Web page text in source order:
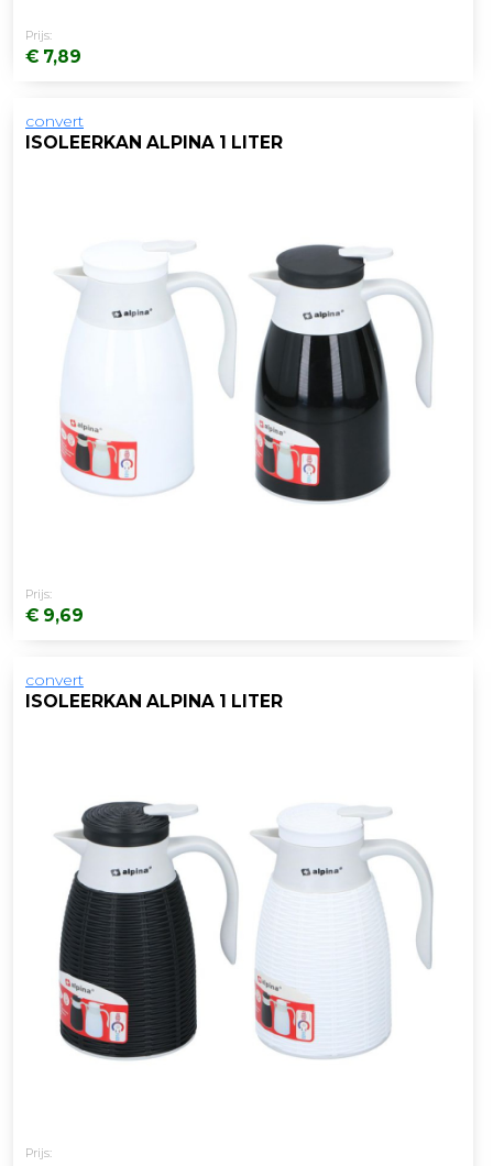
Prijs:
€ 7,89
convert
ISOLEERKAN ALPINA 1 LITER
Prijs:
€ 9,69
convert
ISOLEERKAN ALPINA 1 LITER
Prijs: